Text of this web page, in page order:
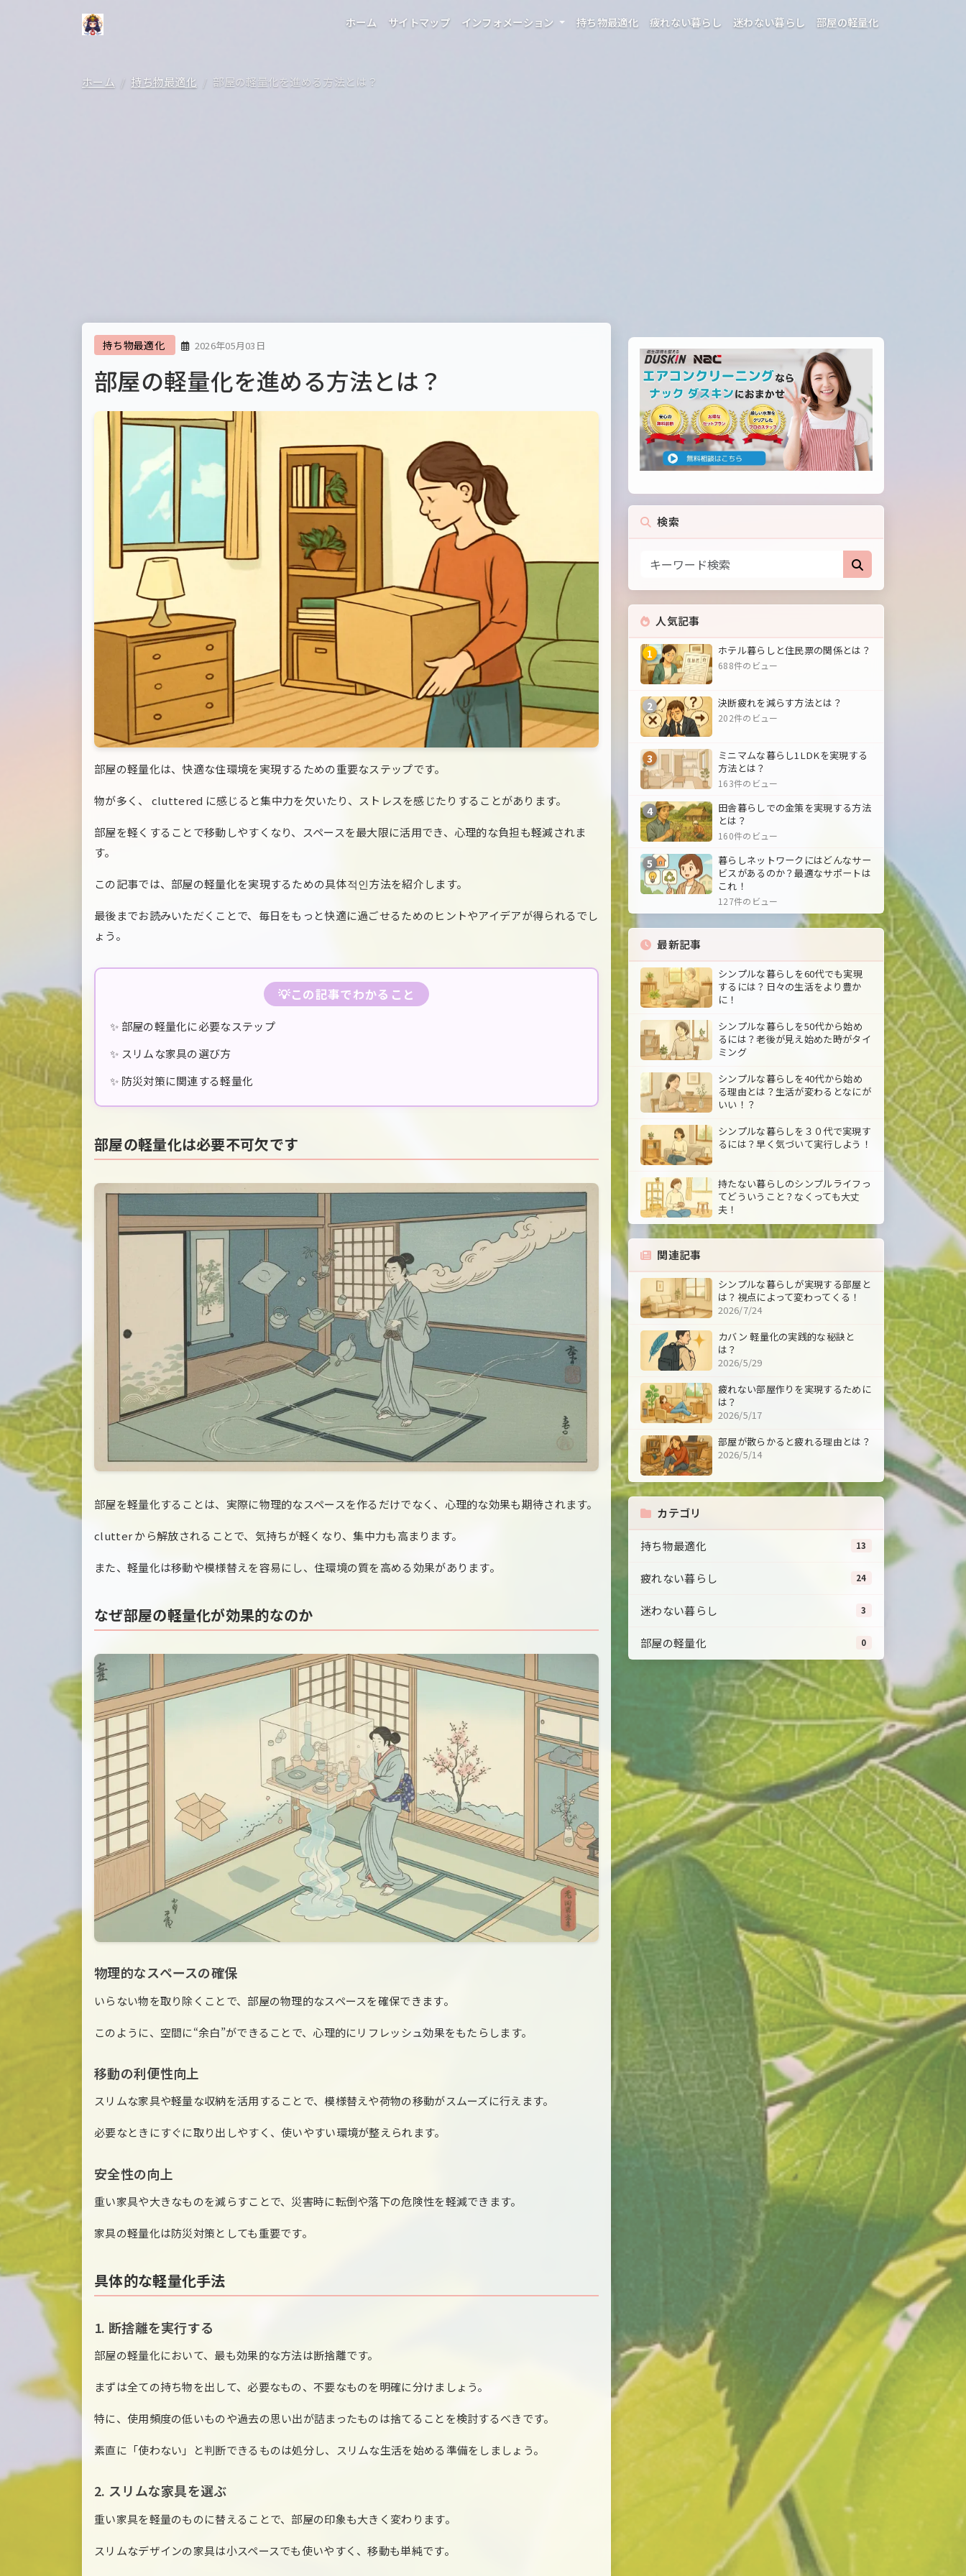
ホーム サイトマップ インフォメーション 持ち物最適化 疲れない暮らし 迷わない暮らし 部屋の軽量化
ホーム 持ち物最適化 部屋の軽量化を進める方法とは？
持ち物最適化 2026年05月03日
部屋の軽量化を進める方法とは？
部屋の軽量化は、快適な住環境を実現するための重要なステップです。
物が多く、 cluttered に感じると集中力を欠いたり、ストレスを感じたりすることがあります。
部屋を軽くすることで移動しやすくなり、スペースを最大限に活用でき、心理的な負担も軽減されま
す。
この記事では、部屋の軽量化を実現するための具体적인方法を紹介します。
最後までお読みいただくことで、毎日をもっと快適に過ごせるためのヒントやアイデアが得られるでし
ょう。
💡この記事でわかること
✨ 部屋の軽量化に必要なステップ
✨ スリムな家具の選び方
✨ 防災対策に関連する軽量化
部屋の軽量化は必要不可欠です
部屋を軽量化することは、実際に物理的なスペースを作るだけでなく、心理的な効果も期待されます。
clutter から解放されることで、気持ちが軽くなり、集中力も高まります。
また、軽量化は移動や模様替えを容易にし、住環境の質を高める効果があります。
なぜ部屋の軽量化が効果的なのか
物理的なスペースの確保
いらない物を取り除くことで、部屋の物理的なスペースを確保できます。
このように、空間に“余白”ができることで、心理的にリフレッシュ効果をもたらします。
移動の利便性向上
スリムな家具や軽量な収納を活用することで、模様替えや荷物の移動がスムーズに行えます。
必要なときにすぐに取り出しやすく、使いやすい環境が整えられます。
安全性の向上
重い家具や大きなものを減らすことで、災害時に転倒や落下の危険性を軽減できます。
家具の軽量化は防災対策としても重要です。
具体的な軽量化手法
1. 断捨離を実行する
部屋の軽量化において、最も効果的な方法は断捨離です。
まずは全ての持ち物を出して、必要なもの、不要なものを明確に分けましょう。
特に、使用頻度の低いものや過去の思い出が詰まったものは捨てることを検討するべきです。
素直に「使わない」と判断できるものは処分し、スリムな生活を始める準備をしましょう。
2. スリムな家具を選ぶ
重い家具を軽量のものに替えることで、部屋の印象も大きく変わります。
スリムなデザインの家具は小スペースでも使いやすく、移動も単純です。
検索
人気記事
1 ホテル暮らしと住民票の関係とは？
688件のビュー
2 決断疲れを減らす方法とは？
202件のビュー
3
ミニマムな暮らし1LDKを実現する
方法とは？
163件のビュー
4
田舎暮らしでの金策を実現する方法
とは？
160件のビュー
5
暮らしネットワークにはどんなサー
ビスがあるのか？最適なサポートは
これ！
127件のビュー
最新記事
シンプルな暮らしを60代でも実現
するには？日々の生活をより豊か
に！
シンプルな暮らしを50代から始め
るには？老後が見え始めた時がタイ
ミング
シンプルな暮らしを40代から始め
る理由とは？生活が変わるとなにが
いい！？
シンプルな暮らしを３０代で実現す
るには？早く気づいて実行しよう！
持たない暮らしのシンプルライフっ
てどういうこと？なくっても大丈
夫！
関連記事
シンプルな暮らしが実現する部屋と
は？視点によって変わってくる！
2026/7/24
カバン 軽量化の実践的な秘訣と
は？
2026/5/29
疲れない部屋作りを実現するために
は？
2026/5/17
部屋が散らかると疲れる理由とは？
2026/5/14
カテゴリ
持ち物最適化 13
疲れない暮らし 24
迷わない暮らし 3
部屋の軽量化 0